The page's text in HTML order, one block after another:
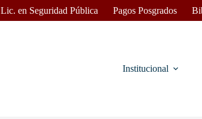
Lic. en Seguridad Pública Pagos Posgrados
Institucional